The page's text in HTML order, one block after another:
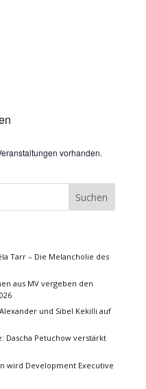
vorhanden.
Tarr – Die Melancholie des
aus MV vergeben den
und Sibel Kekilli auf
Dascha Petuchow verstärkt
wird Development Executive